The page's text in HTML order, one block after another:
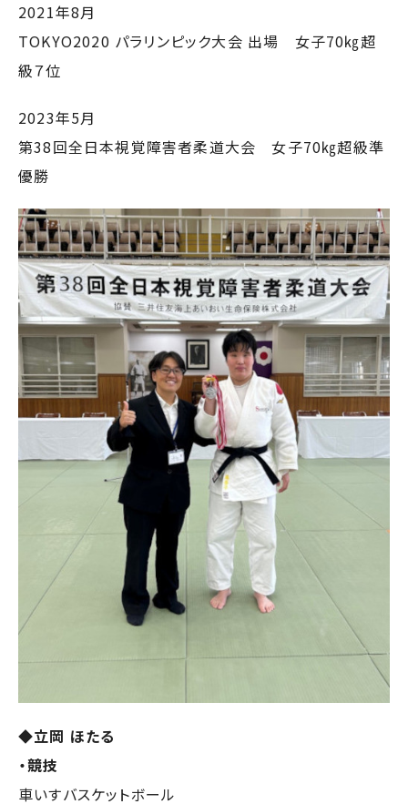
2021年8月
TOKYO2020 パラリンピック大会 出場 女子70㎏超
級７位
2023年5月
第38回全日本視覚障害者柔道大会 女子70㎏超級準
優勝
◆立岡 ほたる
・競技
車いすバスケットボール